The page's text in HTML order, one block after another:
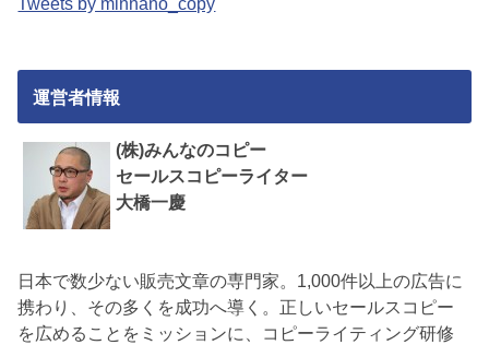
運営者情報
(株)みんなのコピー
セールスコピーライター
大橋一慶
日本で数少ない販売文章の専門家。1,000件以上の広告に
携わり、その多くを成功へ導く。正しいセールスコピー
を広めることをミッションに、コピーライティング研修